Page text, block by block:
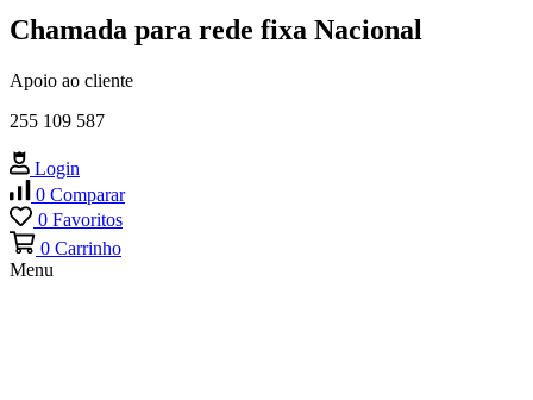
Chamada para rede fixa Nacional
Apoio ao cliente
255 109 587
Login
0 Comparar
0 Favoritos
0 Carrinho
Menu